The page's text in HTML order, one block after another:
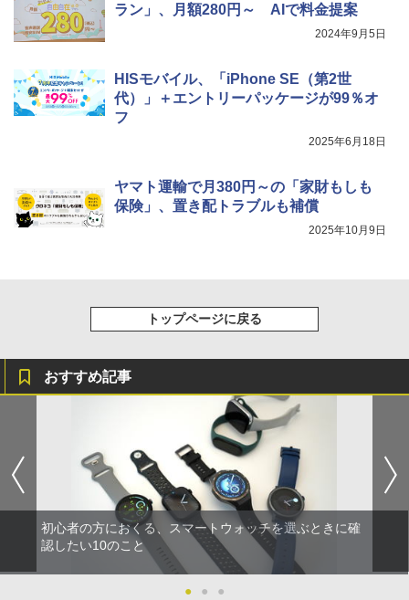
ラン」、月額280円～ AIで料金提案
2024年9月5日
HISモバイル、「iPhone SE（第2世
代）」＋エントリーパッケージが99％オ
フ
2025年6月18日
ヤマト運輸で月380円～の「家財もしも
保険」、置き配トラブルも補償
2025年10月9日
トップページに戻る
おすすめ記事
初心者の方におくる、スマートウォッチを選ぶときに確
認したい10のこと
● ● ●